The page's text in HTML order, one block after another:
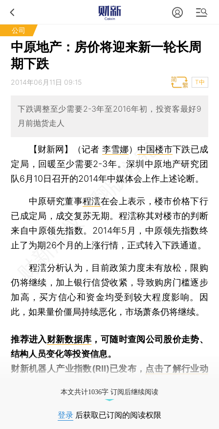
公司
中原地产：房价将迎来新一轮长周
期下跌
2014年06月11日 09:15 T中
下跌调整至少需要2-3年至2016年初，投资客最好9
月前抛货走人
【财新网】（记者 李雪娜） 中国楼市下跌已成
定局，回暖至少需要2-3年。深圳中原地产研究团
队6月10日召开的2014年中媒体会上作上述论断。
中原研究董事程澐在会上表示，楼市价格下行
已成定局，成交复苏无期。程澐称其对楼市的判断
来自中原领先指数。2014年5月，中原领先指数终
止了为期26个月的上涨行情，正式转入下跌通道。
程澐分析认为，目前政策力度未有放松，限购
仍将继续，加上银行信贷收紧，导致购房门槛逐步
加高，买方信心和资金均受到较大程度影响。因
此，如果量价僵局持续恶化，市场萧条仍将继续。
推荐进入财新数据库 ，可随时查阅公司股价走势、
结构人员变化等投资信息。
财新机器人产业指数(RII)已发布， 点击了解行业动
本文共计1036字 订阅后继续阅读
登录 后获取已订阅的阅读权限